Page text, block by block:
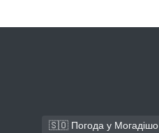
🇸🇴 Погода у Могадішо